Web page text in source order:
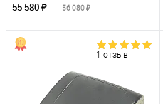
55 580 ₽ 56 080 ₽
1 отзыв